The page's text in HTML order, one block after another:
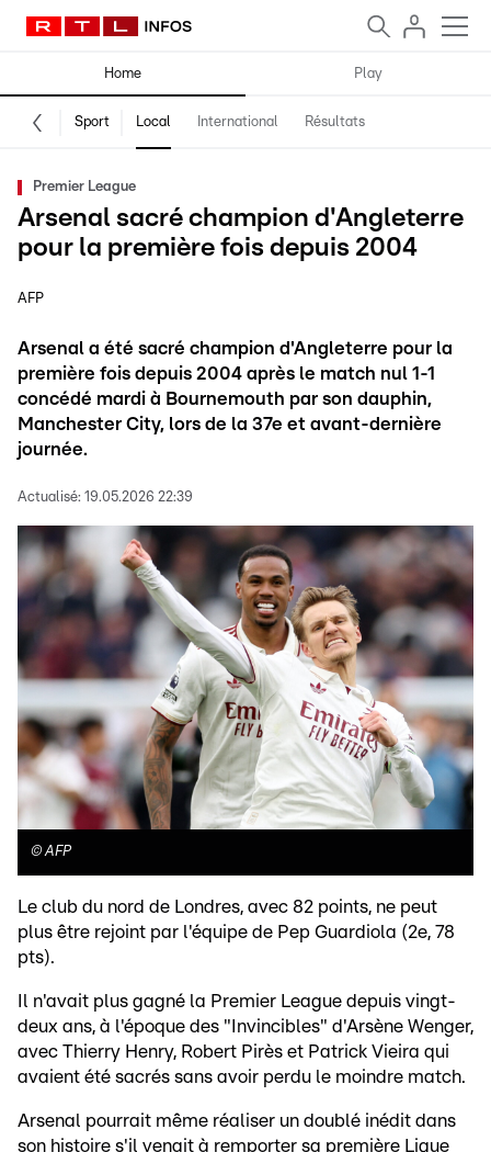
Home Play
Sport Local International Résultats
Premier League
Arsenal sacré champion d'Angleterre
pour la première fois depuis 2004
AFP
Arsenal a été sacré champion d'Angleterre pour la
première fois depuis 2004 après le match nul 1-1
concédé mardi à Bournemouth par son dauphin,
Manchester City, lors de la 37e et avant-dernière
journée.
Actualisé: 19.05.2026 22:39
©AFP
Le club du nord de Londres, avec 82 points, ne peut
plus être rejoint par l'équipe de Pep Guardiola (2e, 78
pts).
Il n'avait plus gagné la Premier League depuis vingt-
deux ans, à l'époque des "Invincibles" d'Arsène Wenger,
avec Thierry Henry, Robert Pirès et Patrick Vieira qui
avaient été sacrés sans avoir perdu le moindre match.
Arsenal pourrait même réaliser un doublé inédit dans
son histoire s'il venait à remporter sa première Ligue